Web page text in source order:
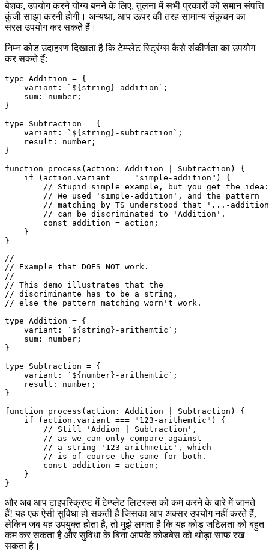
टाइपस्क्रिप्ट संस्करण 4.5 से शुरू होकर, इस पैटर्न को टेम्प्लेट शाब्दिक
प्रकारों के लिए भी लागू किया जा सकता है, जिन्हें बैकटिक्स के साथ विशेष
स्ट्रिंग्स के रूप में भी जाना जाता है। भाषा में पैटर्न मिलान वास्तव में शक्तिशाली
बेशक, उपयोग करने योग्य बनने के लिए, तुलना में सभी प्रकारों को समान संपत्ति
सरल उपयोग कर सकते हैं।
निम्न कोड उदाहरण दिखाता है कि टेम्प्लेट स्ट्रिंग्स कैसे संकीर्णता का उपयोग
कर सकते हैं:
type Addition = {
    variant: `${string}-addition`;
    sum: number;
type Subtraction = {
    variant: `${string}-subtraction`;
    result: number;
function process(action: Addition | Subtraction) {
    if (action.variant === "simple-addition") {
        // Stupid simple example, but you get the idea:
// matching by TS understood that '...-
        // can be discriminated to 'Addition'.
        const addition = action;
    }
// Example that DOES NOT work.
// This demo illustrates that the
// discriminante has to be a string,
type Addition = {
    variant: `${string}-arithemtic`;
    sum: number;
type Subtraction = {
    variant: `${number}-arithemtic`;
    result: number;
function process(action: Addition | Subtraction) {
    if (action.variant === "123-arithemtic") {
        // Still 'Addion | Subtraction',
        // a string '123-arithmetic', which
        // is of course the same for both.
        const addition = action;
    }